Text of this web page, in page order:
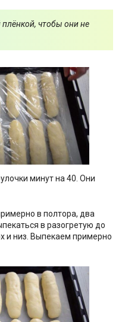
чтобы они не
минут на 40. Они
в полтора, два
в разогретую до
и низ. Выпекаем примерно